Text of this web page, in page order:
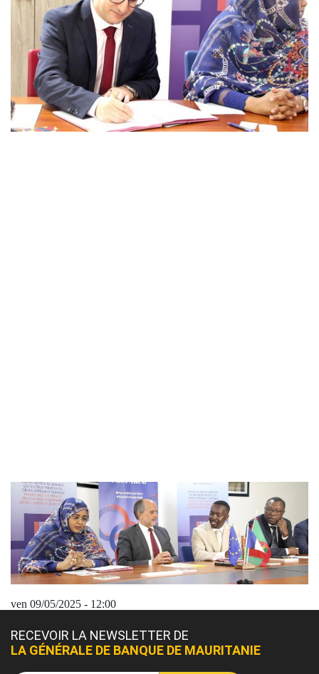
ven 09/05/2025 - 12:00
RECEVOIR LA NEWSLETTER DE
LA GÉNÉRALE DE BANQUE DE MAURITANIE